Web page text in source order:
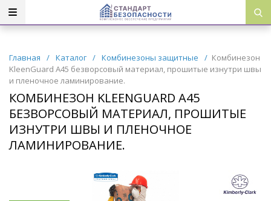
Главная / Каталог / Комбинезоны защитные / Комбинезон
KleenGuard A45 безворсовый материал, прошитые изнутри швы
и пленочное ламинирование.
КОМБИНЕЗОН KLEENGUARD A45
БЕЗВОРСОВЫЙ МАТЕРИАЛ, ПРОШИТЫЕ
ИЗНУТРИ ШВЫ И ПЛЕНОЧНОЕ
ЛАМИНИРОВАНИЕ.